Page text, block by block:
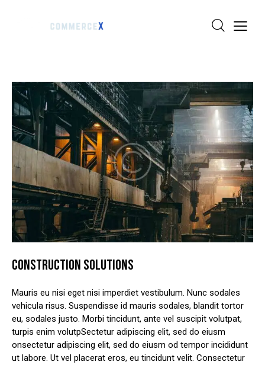
CONSTRUCTION SOLUTIONS
Mauris eu nisi eget nisi imperdiet vestibulum. Nunc sodales
vehicula risus. Suspendisse id mauris sodales, blandit tortor
eu, sodales justo. Morbi tincidunt, ante vel suscipit volutpat,
turpis enim volutpSectetur adipiscing elit, sed do eiusm
onsectetur adipiscing elit, sed do eiusm od tempor incididunt
ut labore. Ut vel placerat eros, eu tincidunt velit. Consectetur